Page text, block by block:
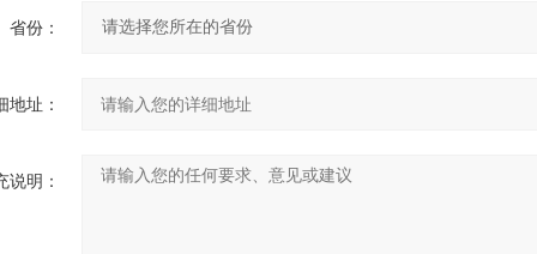
省份：
地址：
说明：